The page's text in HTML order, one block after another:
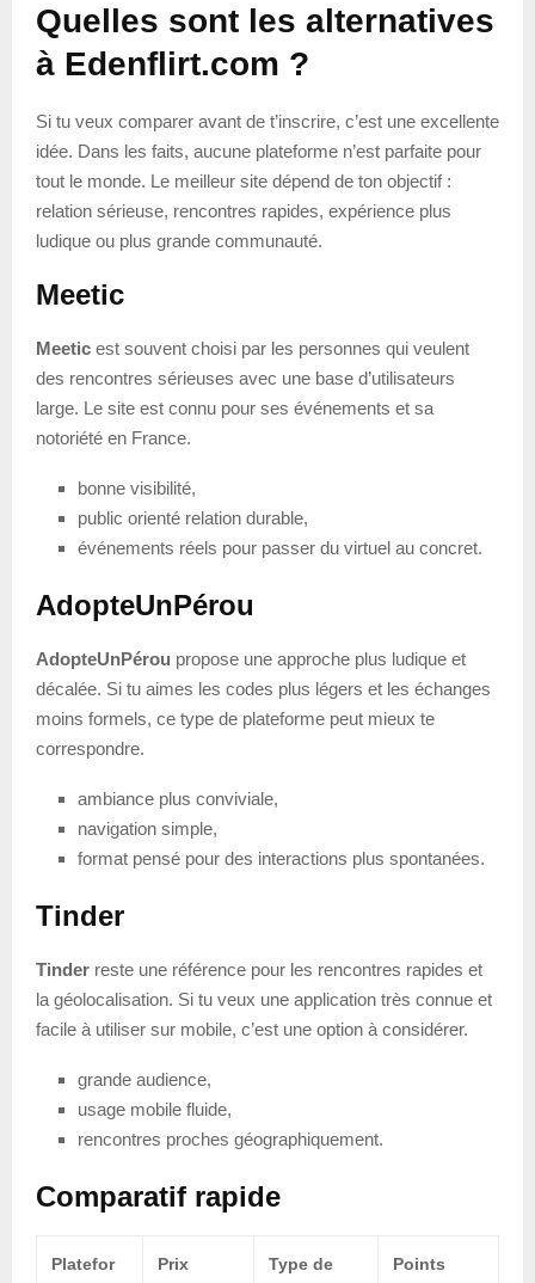
Quelles sont les alternatives
à Edenflirt.com ?
Si tu veux comparer avant de t’inscrire, c’est une excellente
idée. Dans les faits, aucune plateforme n’est parfaite pour
tout le monde. Le meilleur site dépend de ton objectif :
relation sérieuse, rencontres rapides, expérience plus
ludique ou plus grande communauté.
Meetic
Meetic est souvent choisi par les personnes qui veulent
des rencontres sérieuses avec une base d’utilisateurs
large. Le site est connu pour ses événements et sa
notoriété en France.
bonne visibilité,
public orienté relation durable,
événements réels pour passer du virtuel au concret.
AdopteUnPérou
AdopteUnPérou propose une approche plus ludique et
décalée. Si tu aimes les codes plus légers et les échanges
moins formels, ce type de plateforme peut mieux te
correspondre.
ambiance plus conviviale,
navigation simple,
format pensé pour des interactions plus spontanées.
Tinder
Tinder reste une référence pour les rencontres rapides et
la géolocalisation. Si tu veux une application très connue et
facile à utiliser sur mobile, c’est une option à considérer.
grande audience,
usage mobile fluide,
rencontres proches géographiquement.
Comparatif rapide
Platefor
Prix
Type de
Points